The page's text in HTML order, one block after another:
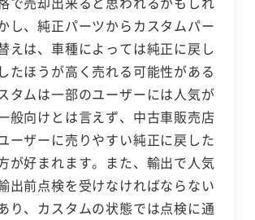
し、純正パーツからカスタムパー
えは、車種によっては純正に戻し
たほうが高く売れる可能性がある
タムは一部のユーザーには人気が
般向けとは言えず、中古車販売店
ーザーに売りやすい純正に戻した
が好まれます。また、輸出で人気
出前点検を受けなければならない
り、カスタムの状態では点検に通